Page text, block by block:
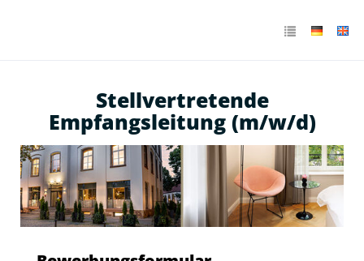
Stellvertretende
Empfangsleitung (m/w/d)